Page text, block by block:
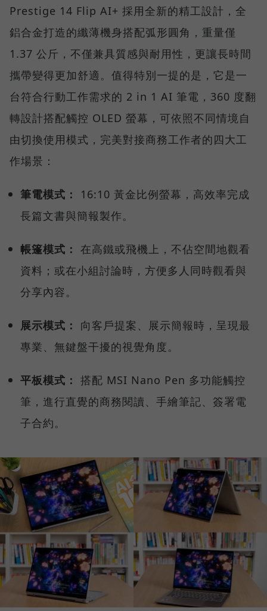
Prestige 14 Flip AI+ 採用全新的精工設計，全
鋁合金打造的纖薄機身搭配弧形圓角，重量僅
1.37 公斤，不僅兼具質感與耐用性，更讓長時間
攜帶變得更加舒適。值得特別一提的是，它是一
台符合行動工作需求的 2 in 1 AI 筆電，360 度翻
轉設計搭配觸控 OLED 螢幕，可依照不同情境自
由切換使用模式，完美對接商務工作者的四大工
作場景：
筆電模式：
16:10 黃金比例螢幕，高效率完成
長篇文書與簡報製作。
帳篷模式： 在高鐵或飛機上，不佔空間地觀看
資料；或在小組討論時，方便多人同時觀看與
分享內容。
展示模式：
向客戶提案、展示簡報時，呈現最
專業、無鍵盤干擾的視覺角度。
平板模式： 搭配 MSI Nano Pen 多功能觸控
筆，進行直覺的商務閱讀、手繪筆記、簽署電
子合約。